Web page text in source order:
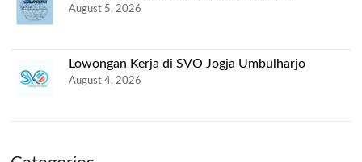
August 5, 2026
Lowongan Kerja di SVO Jogja Umbulharjo
August 4, 2026